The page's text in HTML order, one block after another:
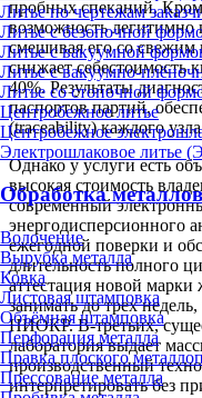
Литье по чертежам
Литье с безопочной
Литье с вакуумной
Литье с вакуумно-
Литье со стопочной
Центробежное литье
Центробежное
Электрошлаковое литье
Обработка
Волочение
Вырубка металла
Ковка
Листовая штамповка
Объёмная штамповка
Перфорация металла
Правка плоского
Прессование металла
пробных спеканий.
возможность легитимно
смешивая его со
снижает себестоимость
40%. Результаты
паспортов партий,
(traceability) каждого
Однако у услуги есть
высокая стоимость
современный
энергодисперсионного
ежегодной поверки и
длительность полного
аттестация новой
занимать до трех
НИОКР. В-третьих,
лаборатория выдает
производственный
интерпретировать без